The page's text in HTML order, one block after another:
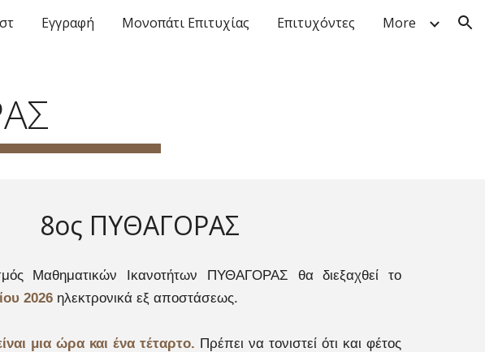
Skip to navigation
Εγγραφή Μονοπάτι Επιτυχίας Επιτυχόντες More
8ος ΠΥΘΑΓΟΡΑΣ
Μαθηματικών Ικανοτήτων ΠΥΘΑΓΟΡΑΣ θα διεξαχθεί το
2026 ηλεκτρονικά εξ αποστάσεως.
μια ώρα και ένα τέταρτο. Πρέπει να τονιστεί ότι και φέτος